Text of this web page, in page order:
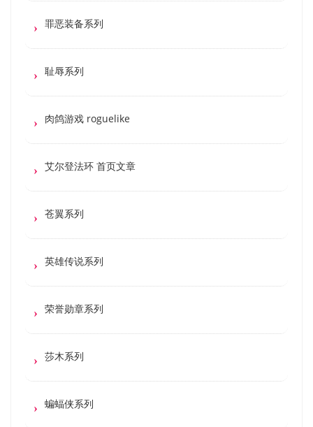
罪恶装备系列
耻辱系列
肉鸽游戏 roguelike
艾尔登法环 首页文章
苍翼系列
英雄传说系列
荣誉勋章系列
莎木系列
蝙蝠侠系列